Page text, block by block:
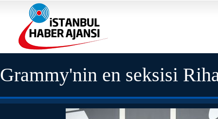
Grammy'nin en seksisi